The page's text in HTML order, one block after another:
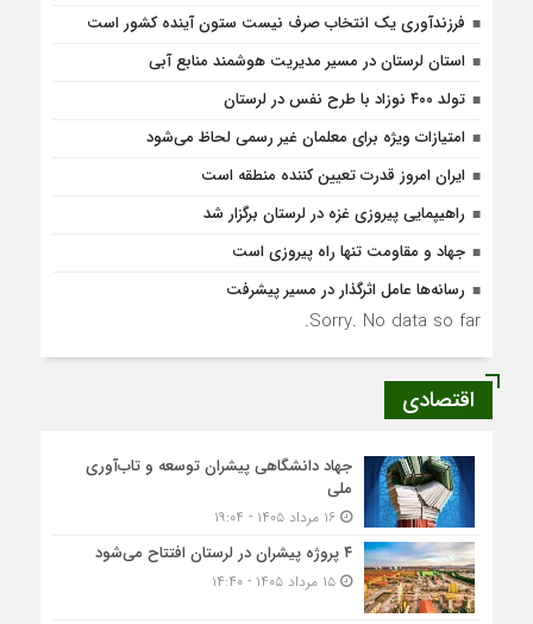
فرزندآوری یک انتخاب صرف نیست ستون آینده کشور است
استان لرستان در مسیر مدیریت هوشمند منابع آبی
تولد ۴۰۰ نوزاد با طرح نفس در لرستان
امتیازات ویژه برای معلمان غیر رسمی لحاظ می‌شود
ایران امروز قدرت تعیین کننده منطقه است
راهیپمایی پیروزی غزه در لرستان برگزار شد
جهاد و مقاومت تنها راه پیروزی است
رسانه‌ها عامل اثرگذار در مسیر پیشرفت
Sorry. No data so far.
اقتصادی
جهاد دانشگاهی پیشران توسعه و تاب‌آوری
ملی
۱۶ مرداد ۱۴۰۵ - ۱۹:۰۴
۴ پروژه پیشران در لرستان افتتاح می‌شود
۱۵ مرداد ۱۴۰۵ - ۱۴:۴۰